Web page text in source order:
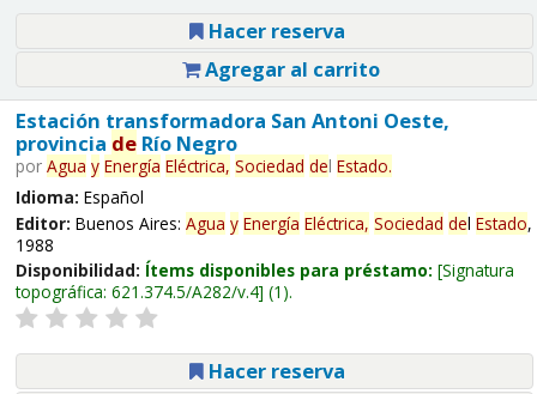
Hacer reserva
Agregar al carrito
Estación transformadora San Antoni Oeste,
provincia deRío Negro
por Agua y Energía Eléctrica, Sociedad del Estado.
Idioma: Español
Editor: Buenos Aires: Agua y Energía Eléctrica, Sociedad del Estado,
1988
Disponibilidad: Ítems disponibles para préstamo: Signatura
topográfica: 621.374.5/A282/v.4 (1).
Hacer reserva